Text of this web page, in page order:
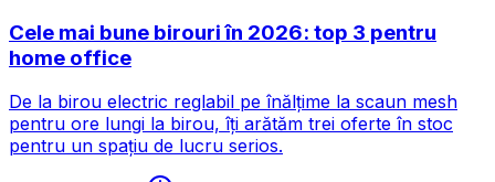
Cele mai bune birouri în 2026: top 3 pentru
home office
De la birou electric reglabil pe înălțime la scaun mesh
pentru ore lungi la birou, îți arătăm trei oferte în stoc
pentru un spațiu de lucru serios.